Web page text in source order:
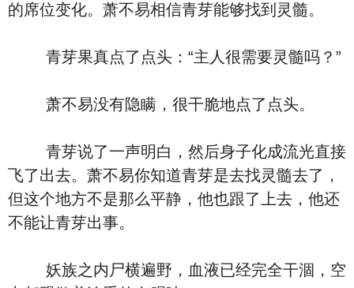
的席位变化。萧不易相信青芽能够找到灵髓。
青芽果真点了点头：“主人很需要灵髓吗？”
萧不易没有隐瞒，很干脆地点了点头。
青芽说了一声明白，然后身子化成流光直接
飞了出去。萧不易你知道青芽是去找灵髓去了，
但这个地方不是那么平静，他也跟了上去，他还
不能让青芽出事。
妖族之内尸横遍野，血液已经完全干涸，空